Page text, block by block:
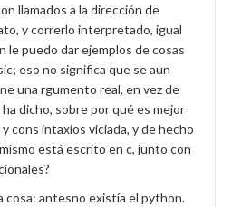
llamados a la dirección de
y correrlo interpretado, igual
le puedo dar ejemplos de cosas
eso no significa que se aun
una rgumento real, en vez de
dicho, sobre por qué es mejor
cons intaxios viciada, y de hecho
está escrito en c, junto con
cosa: antesno existía el python.